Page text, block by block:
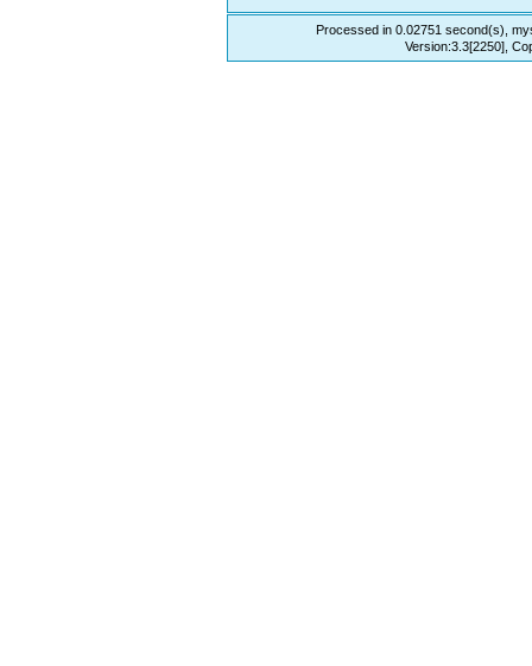
Processed in 0.02751 second(s),
Version:3.3[2250],